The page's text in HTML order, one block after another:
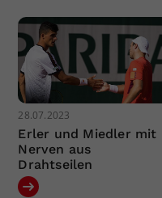
28.07.2023
Erler und Miedler mit
Nerven aus
Drahtseilen